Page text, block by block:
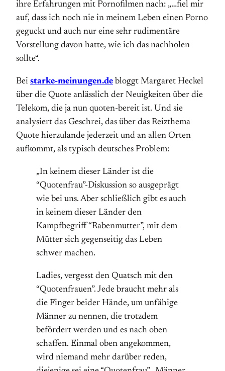
ihre Erfahrungen mit Pornofilmen nach: „…fiel mir
auf, dass ich noch nie in meinem Leben einen Porno
geguckt und auch nur eine sehr rudimentäre
Vorstellung davon hatte, wie ich das nachholen
sollte“.
Bei starke-meinungen.de bloggt Margaret Heckel
über die Quote anlässlich der Neuigkeiten über die
Telekom, die ja nun quoten-bereit ist. Und sie
analysiert das Geschrei, das über das Reizthema
Quote hierzulande jederzeit und an allen Orten
aufkommt, als typisch deutsches Problem:
„In keinem dieser Länder ist die
“Quotenfrau”-Diskussion so ausgeprägt
wie bei uns. Aber schließlich gibt es auch
in keinem dieser Länder den
Kampfbegriff “Rabenmutter”, mit dem
Mütter sich gegenseitig das Leben
schwer machen.
Ladies, vergesst den Quatsch mit den
“Quotenfrauen”. Jede braucht mehr als
die Finger beider Hände, um unfähige
Männer zu nennen, die trotzdem
befördert werden und es nach oben
schaffen. Einmal oben angekommen,
wird niemand mehr darüber reden,